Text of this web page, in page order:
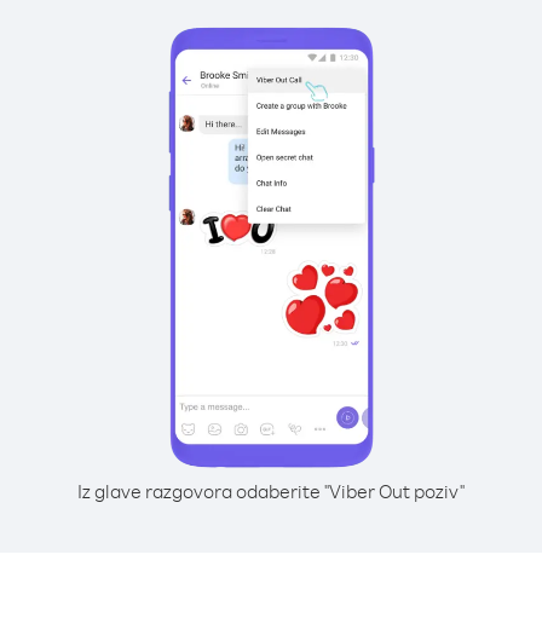
Iz glave razgovora odaberite "Viber Out poziv"